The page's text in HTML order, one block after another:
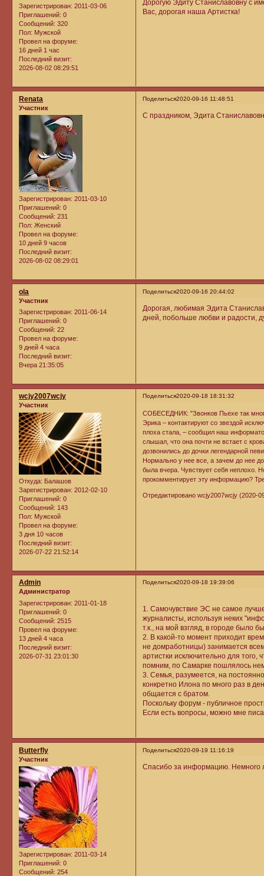
Зарегистрирован: 2011-03-06
Приглашений: 0
Сообщений: 320
Пол: Мужской
Провел на форуме:
16 дней 1 час
Последний визит:
2026-08-02 08:29:51
Дорогую Эдиту Станиславовну с
Вас, дорогая наша Артистка!
Поделиться2020-09-16 11:48:51
Renata
Участник
Зарегистрирован: 2011-03-10
Приглашений: 0
Сообщений: 231
Пол: Женский
Провел на форуме:
10 дней 9 часов
Последний визит:
2026-08-02 08:29:01
С праздником, Эдита
Поделиться2020-09-16 20:44:02
ola
Участник
Зарегистрирован: 2011-06-14
Приглашений: 0
Сообщений: 22
Провел на форуме:
9 дней 4 часа
Последний визит:
Вчера 21:35:05
Дорогая, любимая Эдита
дней, побольше любви и радости,
Поделиться2020-09-18 18:31:32
wcjy2007wcjy
Участник
Откуда: Балашов
Зарегистрирован: 2012-02-10
Приглашений: 0
Сообщений: 143
Пол: Мужской
Провел на форуме:
3 дня 10 часов
Последний визит:
2026-07-22 21:52:14
СОБЕСЕДНИК: "Звонков Пьехе так
Эрика – контактируют со звездой
плоха стала, – сообщил наш
слышал, что она почти не встает с
дозвонились до дочки легендарной
Нормально у нее все, а зачем до нее
была вчера. Чувствует себя неплохо.
прокомментирует эту информацию?
Отредактировано wcjy2007wcjy (2020-
Поделиться2020-09-18 19:39:06
Admin
Администратор
Зарегистрирован: 2011-01-18
Приглашений: 0
Сообщений: 2515
Провел на форуме:
13 дней 4 часа
Последний визит:
2026-07-31 23:01:30
1. Самочувствие ЭС не самое
журналисты, используя неких
т.к., на мой взгляд, в городе было
2. В какой-то момент приходит
не домработницы) занимается
артистки исключительно для
помним, по Самарке пошлялось
3. Семья, разумеется, на
конкретно Илона по много раз в
общается с братом.
Поскольку форум - публичное
Если есть вопросы, можно мне
Поделиться2020-09-19 11:16:19
Butterfly
Участник
Зарегистрирован: 2011-03-14
Приглашений: 0
Сообщений: 254
Спасибо за информацию. Немного